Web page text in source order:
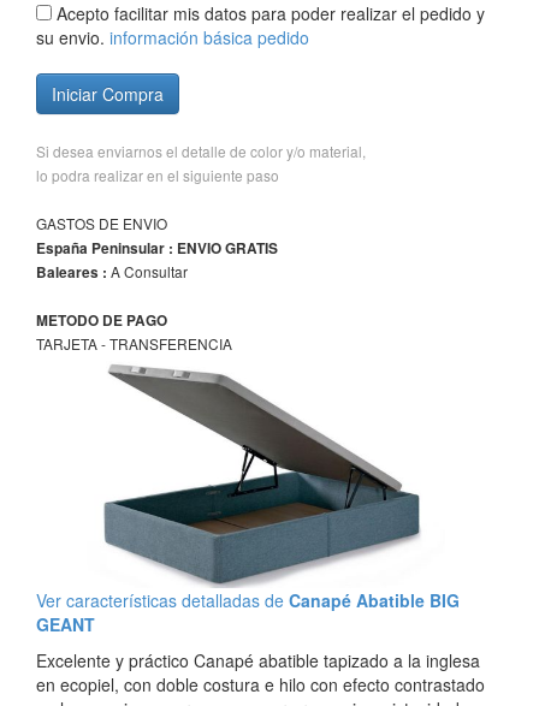
Acepto facilitar mis datos para poder realizar el pedido y
su envio. información básica pedido
Iniciar Compra
Si desea enviarnos el detalle de color y/o material,
lo podra realizar en el siguiente paso
GASTOS DE ENVIO
España Peninsular : ENVIO GRATIS
Baleares : A Consultar
METODO DE PAGO
TARJETA - TRANSFERENCIA
Ver características detalladas de Canapé Abatible BIG
GEANT
Excelente y práctico Canapé abatible tapizado a la inglesa
en ecopiel, con doble costura e hilo con efecto contrastado